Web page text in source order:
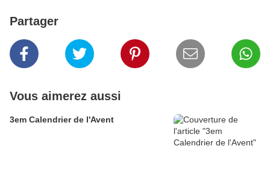
Partager
Vous aimerez aussi
3em Calendrier de l'Avent